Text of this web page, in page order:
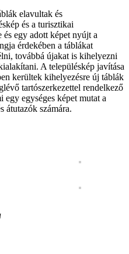
elavultak és
és a turisztikai
és egy adott képet nyújt a
érdekében a táblákat
továbbá újakat is kihelyezni
A településkép javítása
kerültek kihelyezésre új táblák
tartószerkezettel rendelkező
egységes képet mutat a
átutazók számára.